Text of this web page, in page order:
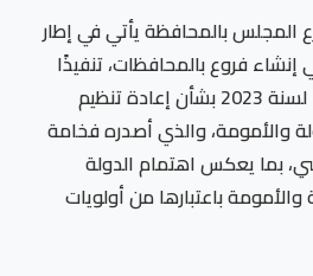
المجلس بالمحافظة يأتي في إطار
فروع بالمحافظات، تنفيذًا
لأحكام القانون رقم 182 لسنة 2023 بشأن إعادة تنظيم
والأمومة، والذي أصدره فخامة
بما يعكس اهتمام الدولة
باعتبارها من أولويات